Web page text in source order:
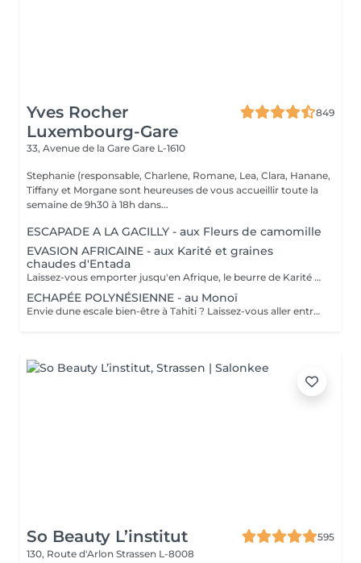
Yves Rocher
Luxembourg-Gare
849
33, Avenue de la Gare Gare L-1610
Stephanie (responsable, Charlene, Romane, Lea, Clara, Hanane,
Tiffany et Morgane sont heureuses de vous accueillir toute la
semaine de 9h30 à 18h dans...
ESCAPADE A LA GACILLY - aux Fleurs de camomille
EVASION AFRICAINE - aux Karité et graines
chaudes d'Entada
Laissez-vous emporter jusqu'en Afrique, le beurre de Karité chauffé devient une huile tiède nourrissante qui enveloppe votre corps dans une infinie douceur. Les graines d'Entada porte-bonheur sont ensuite glissées tout le long du corps délivrant une douce chaleur bienfaisante.
ECHAPÉE POLYNÉSIENNE - au Monoï
Envie dune escale bien-être à Tahiti ? Laissez-vous aller entre nos mains, lors dun voyage des sens à lhuile de Monoï. Secret de beauté des vahinés, le Monoï est extrait des fleurs de Tiaré, emblèmes de Tahiti. Ce modelage inspiré de la tradition ancestrale polynésienne permet à lensemble de votre corps de retrouver son harmonie. De longs mouvements des mains et des avant-bras, au rythme du va-et-vient des vagues, chassent les toxines et libèrent les tensions. Votre corps et votre esprit sont apaisés. Vous repartez avec la peau soyeuse et parfumée du divin sillage des fleurs de Tahiti.
So Beauty L’institut
595
130, Route d'Arlon Strassen L-8008